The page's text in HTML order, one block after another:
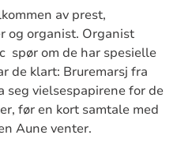
av prest,
og organist. Organist
spør om de har spesielle
de klart: Bruremarsj fra
seg vielsespapirene for de
før en kort samtale med
Aune venter.